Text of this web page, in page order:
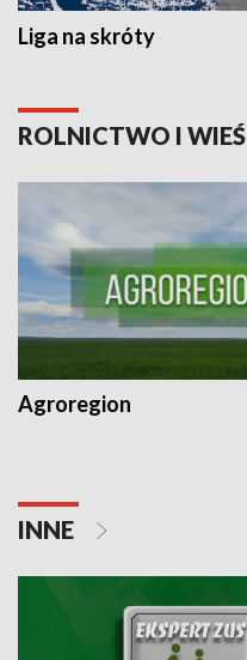
Liga na skróty
ROLNICTWO I WIEŚ
Agroregion
INNE